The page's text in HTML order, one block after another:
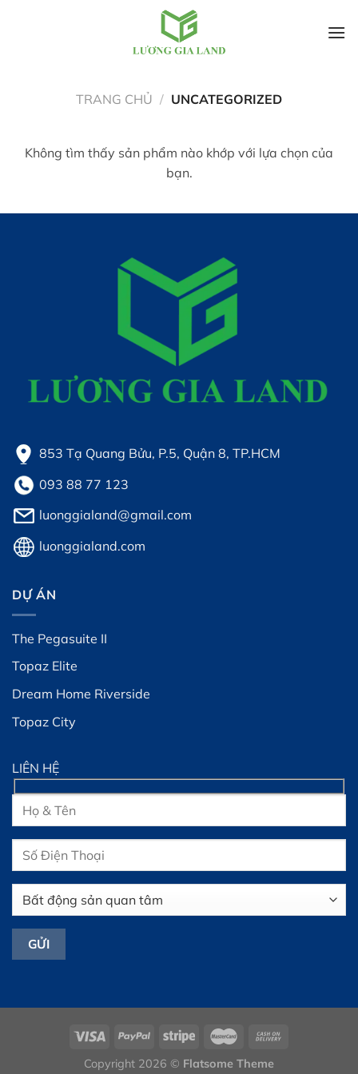
TRANG CHỦ / UNCATEGORIZED
Không tìm thấy sản phẩm nào khớp với lựa chọn của
bạn.
853 Tạ Quang Bửu, P.5, Quận 8, TP.HCM
093 88 77 123
luonggialand@gmail.com
luonggialand.com
DỰ ÁN
The Pegasuite II
Topaz Elite
Dream Home Riverside
Topaz City
LIÊN HỆ
Copyright 2026 © Flatsome Theme